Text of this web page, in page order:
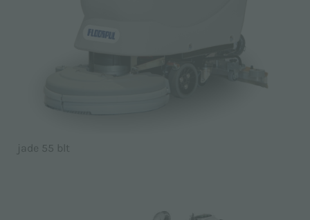
jade 55 blt